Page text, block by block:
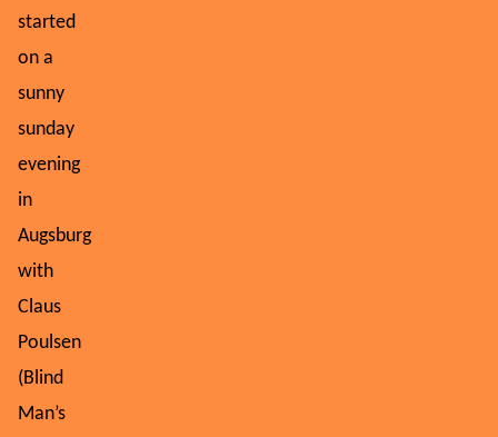
started
on a
sunny
sunday
evening
in
Augsburg
with
Claus
Poulsen
(Blind
Man’s